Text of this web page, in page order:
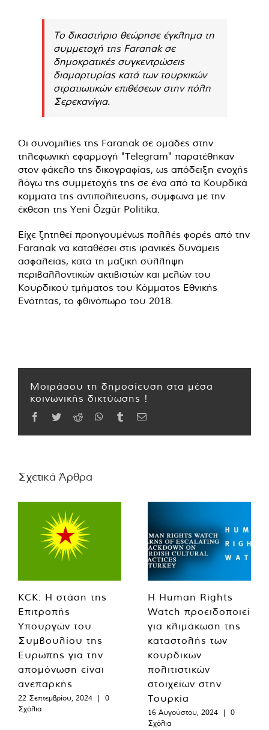
Το δικαστήριο θεώρησε έγκλημα τη
συμμετοχή της Faranak σε
δημοκρατικές συγκεντρώσεις
διαμαρτυρίας κατά των τουρκικών
στρατιωτικών επιθέσεων στην πόλη
Σερεκανίγια.
Οι συνομιλίες της Faranak σε ομάδες στην
τηλεφωνική εφαρμογή "Telegram" παρατέθηκαν
στον φάκελο της δικογραφίας, ως απόδειξη ενοχής
λόγω της συμμετοχής της σε ένα από τα Κουρδικά
κόμματα της αντιπολίτευσης, σύμφωνα με την
έκθεση της Yeni Özgür Politika.
Είχε ζητηθεί προηγουμένως πολλές φορές από την
Faranak να καταθέσει στις ιρανικές δυνάμεις
ασφαλείας, κατά τη μαζική σύλληψη
περιβαλλοντικών ακτιβιστών και μελών του
Κουρδικού τμήματος του Κόμματος Εθνικής
Ενότητας, το φθινόπωρο του 2018.
Μοιράσου τη δημοσίευση στα μέσα
κοινωνικής δικτύωσης !
Facebook
TwitterReddit WhatsApp
TumblrEmail
Σχετικά Άρθρα
KCK: Η στάση της
Επιτροπής
Υπουργών του
Συμβουλίου της
Ευρώπης για την
απομόνωση είναι
ανεπαρκής
22 Σεπτεμβρίου, 2024 |
0
Σχόλια
Η Human Rights
Watch προειδοποιεί
για κλιμάκωση της
καταστολής των
κουρδικών
πολιτιστικών
στοιχείων στην
Τουρκία
16 Αυγούστου, 2024 |
0
Σχόλια